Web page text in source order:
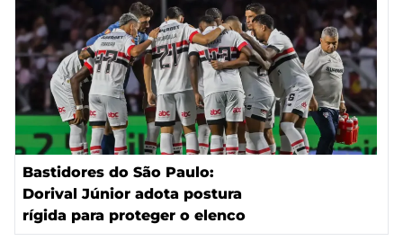
Bastidores do São Paulo:
Dorival Júnior adota postura
rígida para proteger o elenco